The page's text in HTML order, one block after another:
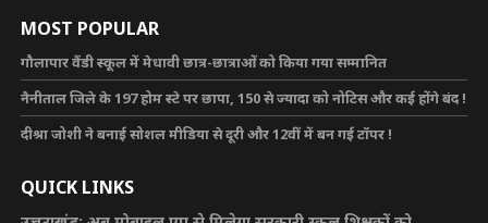
MOST POPULAR
गौलापार वैंडी स्कूल में मेधावी छात्र-छात्राओं को किया गया सम्मानित
नैनीताल जिले के 197 होम स्टे पर छापा, 150 से ज्यादा को नोटिस और कई होंगे बंद !
दीश्रा जोशी ने बनाई सोशल मीडिया से दूरी और 12वीं में बन गई टॉपर !
QUICK LINKS